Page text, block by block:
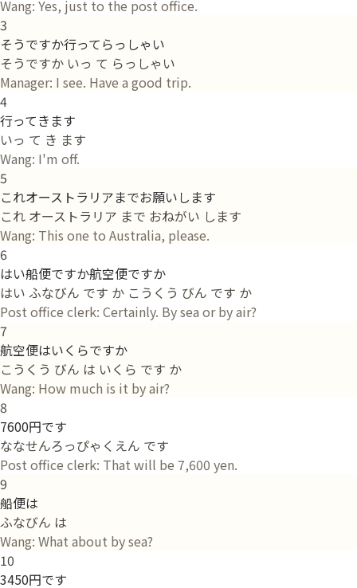
Wang: Yes, just to the post office.
3
そうですか行ってらっしゃい
そうですか いっ て らっしゃい
Manager: I see. Have a good trip.
4
行ってきます
いっ て き ます
Wang: I'm off.
5
これオーストラリアまでお願いします
これ オーストラリア まで おねがい します
Wang: This one to Australia, please.
6
はい船便ですか航空便ですか
はい ふなびん です か こうくう びん です か
Post office clerk: Certainly. By sea or by air?
7
航空便はいくらですか
こうくう びん は いくら です か
Wang: How much is it by air?
8
7600円です
ななせんろっぴゃくえん です
Post office clerk: That will be 7,600 yen.
9
船便は
ふなびん は
Wang: What about by sea?
10
3450円です